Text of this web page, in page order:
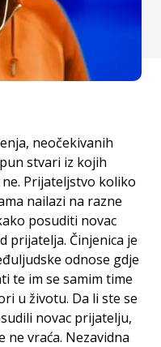
neočekivanih
stvari iz kojih
Prijateljstvo koliko
nailazi na razne
posuditi novac
prijatelja. Činjenica je
odnose gdje
te im se samim time
u životu. Da li ste se
novac prijatelju,
ne vraća. Nezavidna